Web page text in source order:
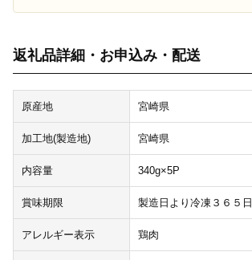
返礼品詳細・お申込み・配送
原産地 宮崎県
加工地(製造地) 宮崎県
内容量 340g×5P
賞味期限 製造日より冷凍３６５日
アレルギー表示 鶏肉